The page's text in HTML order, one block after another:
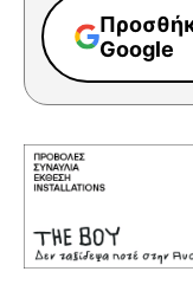
Google